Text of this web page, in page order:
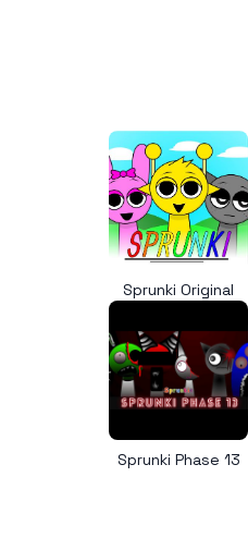
Sprunki Original
Sprunki Phase 13